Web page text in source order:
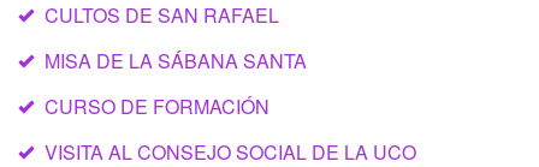
CULTOS DE SAN RAFAEL
MISA DE LA SÁBANA SANTA
CURSO DE FORMACIÓN
VISITA AL CONSEJO SOCIAL DE LA UCO